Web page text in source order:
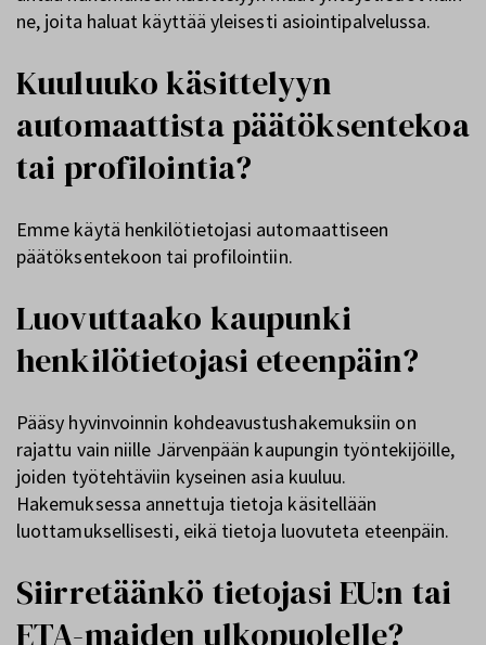
ne, joita haluat käyttää yleisesti asiointipalvelussa.
Kuuluuko käsittelyyn
automaattista päätöksentekoa
tai profilointia?
Emme käytä henkilötietojasi automaattiseen
päätöksentekoon tai profilointiin.
Luovuttaako kaupunki
henkilötietojasi eteenpäin?
Pääsy hyvinvoinnin kohdeavustushakemuksiin on
rajattu vain niille Järvenpään kaupungin työntekijöille,
joiden työtehtäviin kyseinen asia kuuluu.
Hakemuksessa annettuja tietoja käsitellään
luottamuksellisesti, eikä tietoja luovuteta eteenpäin.
Siirretäänkö tietojasi EU:n tai
ETA-maiden ulkopuolelle?